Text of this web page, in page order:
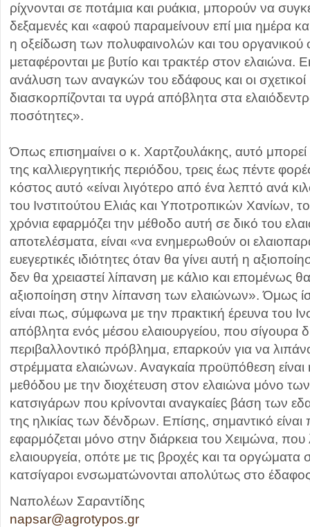
ρίχνονται σε ποτάμια και ρυάκια, μπορούν να
δεξαμενές και «αφού παραμείνoυν επί μια ημέρα
η οξείδωση των πολυφαινολών και του οργανικού
μεταφέρονται με βυτίο και τρακτέρ στον ελαιώνα.
ανάλυση των αναγκών του εδάφους και οι
διασκορπίζονται τα υγρά απόβλητα στα
ποσότητες».
Όπως επισημαίνει ο κ. Χαρτζουλάκης, αυτό μπορεί
της καλλιεργητικής περιόδου, τρεις έως πέντε
κόστος αυτό «είναι λιγότερο από ένα λεπτό ανά
του Ινστιτούτου Ελιάς και Υποτροπικών Χανίων,
χρόνια εφαρμόζει την μέθοδο αυτή σε δικό του
αποτελέσματα, είναι «να ενημερωθούν οι
ευεγερτικές ιδιότητες όταν θα γίνει αυτή η
δεν θα χρειαστεί λίπανση με κάλιο και επομένως
αξιοποίηση στην λίπανση των ελαιώνων». Όμως
είναι πως, σύμφωνα με την πρακτική έρευνα του
απόβλητα ενός μέσου ελαιουργείου, που σίγουρα
περιβαλλοντικό πρόβλημα, επαρκούν για να
στρέμματα ελαιώνων. Αναγκαία προϋπόθεση
μεθόδου με την διοχέτευση στον ελαιώνα μόνο
κατσιγάρων που κρίνονται αναγκαίες βάση των
της ηλικίας των δένδρων. Επίσης, σημαντικό
εφαρμόζεται μόνο στην διάρκεια του Χειμώνα, που
ελαιουργεία, οπότε με τις βροχές και τα οργώματα
κατσίγαροι ενσωματώνονται απολύτως στο
Ναπολέων Σαραντίδης
napsar@agrotypos.gr